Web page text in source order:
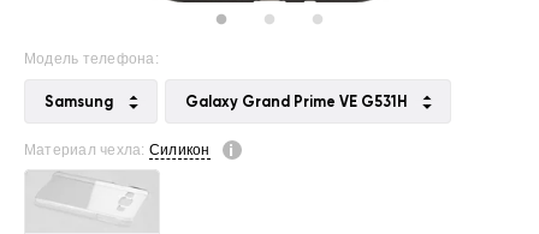
Модель телефона:
Samsung Galaxy Grand Prime VE G531H
Материал чехла: Силикон